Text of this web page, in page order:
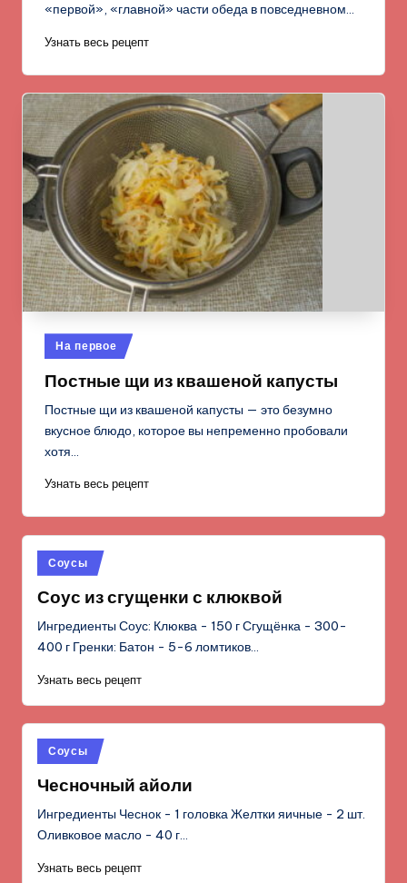
«первой», «главной» части обеда в повседневном…
Узнать весь рецепт
Опубликовано
в
На первое
Постные щи из квашеной капусты
Постные щи из квашеной капусты — это безумно
вкусное блюдо, которое вы непременно пробовали
хотя…
Узнать весь рецепт
Опубликовано
в
Соусы
Соус из сгущенки с клюквой
Ингредиенты Соус: Клюква - 150 г Сгущёнка - 300-
400 г Гренки: Батон - 5-6 ломтиков…
Узнать весь рецепт
Опубликовано
в
Соусы
Чесночный айоли
Ингредиенты Чеснок - 1 головка Желтки яичные - 2 шт.
Оливковое масло - 40 г…
Узнать весь рецепт